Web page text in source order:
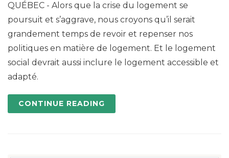
QUÉBEC - Alors que la crise du logement se
poursuit et s’aggrave, nous croyons qu’il serait
grandement temps de revoir et repenser nos
politiques en matière de logement. Et le logement
social devrait aussi inclure le logement accessible et
adapté.
CONTINUE READING